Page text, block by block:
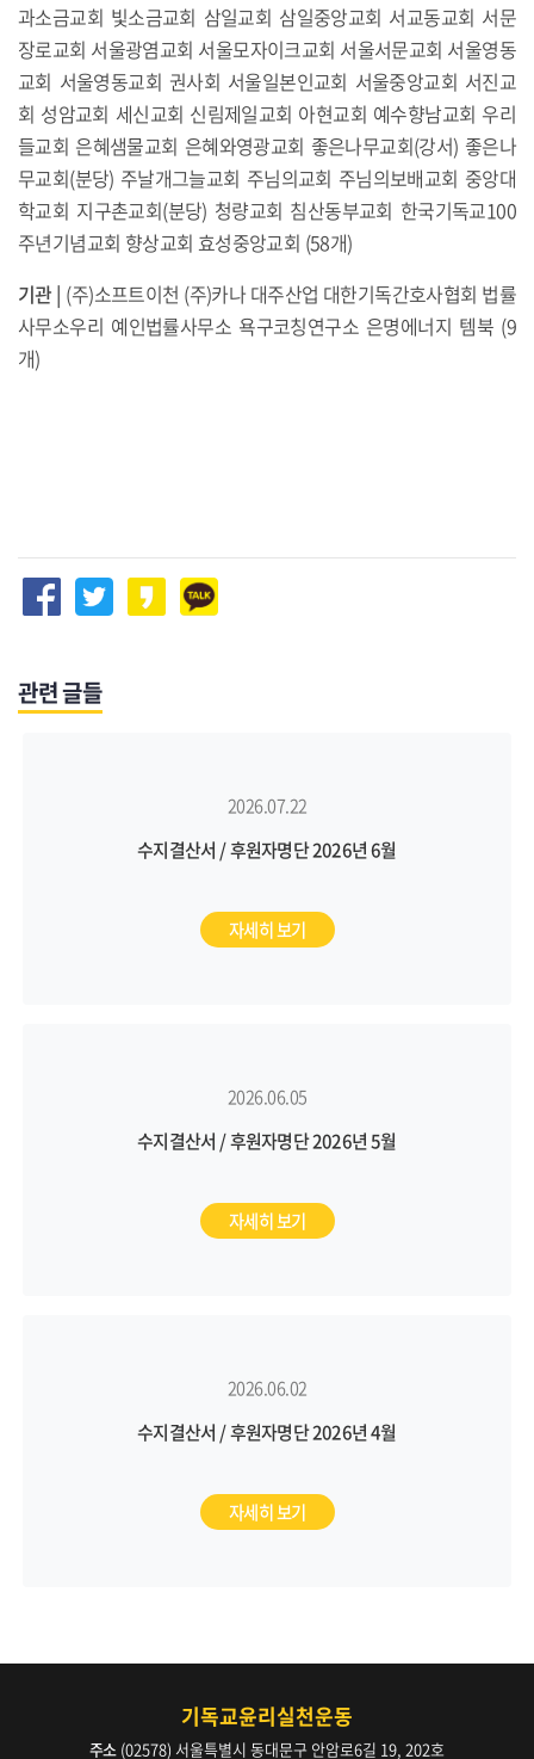
과소금교회 빛소금교회 삼일교회 삼일중앙교회 서교동교회 서문
장로교회 서울광염교회 서울모자이크교회 서울서문교회 서울영동
교회 서울영동교회 권사회 서울일본인교회 서울중앙교회 서진교
회 성암교회 세신교회 신림제일교회 아현교회 예수향남교회 우리
들교회 은혜샘물교회 은혜와영광교회 좋은나무교회(강서) 좋은나
무교회(분당) 주날개그늘교회 주님의교회 주님의보배교회 중앙대
학교회 지구촌교회(분당) 청량교회 침산동부교회 한국기독교100
주년기념교회 향상교회 효성중앙교회 (58개)
기관 | (주)소프트이천 (주)카나 대주산업 대한기독간호사협회 법률
사무소우리 예인법률사무소 욕구코칭연구소 은명에너지 템북 (9
개)
관련 글들
2026.07.22
수지결산서 / 후원자명단 2026년 6월
자세히 보기
2026.06.05
수지결산서 / 후원자명단 2026년 5월
자세히 보기
2026.06.02
수지결산서 / 후원자명단 2026년 4월
자세히 보기
기독교윤리실천운동
주소 (02578) 서울특별시 동대문구 안암로6길 19, 202호